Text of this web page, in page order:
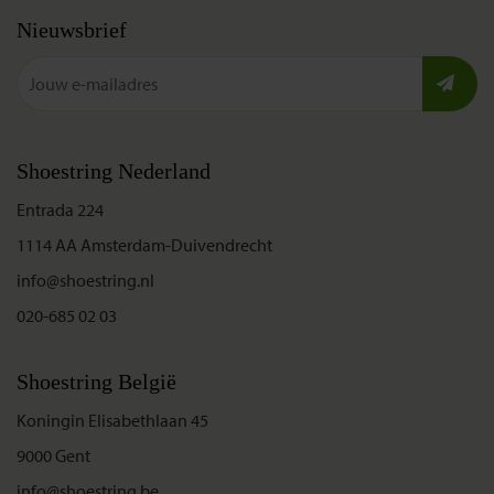
Nieuwsbrief
Shoestring Nederland
Entrada 224
1114 AA Amsterdam-Duivendrecht
info@shoestring.nl
020-685 02 03
Shoestring België
Koningin Elisabethlaan 45
9000 Gent